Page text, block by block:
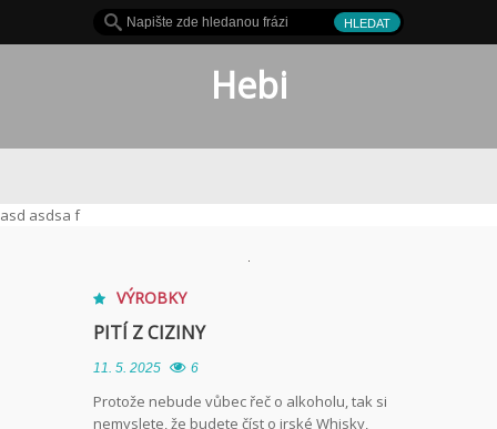
Hebi
asd asdsa f
VÝROBKY
PITÍ Z CIZINY
11. 5. 2025 6
Protože nebude vůbec řeč o alkoholu, tak si
nemyslete, že budete číst o irské Whisky,